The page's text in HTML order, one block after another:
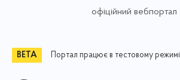
офіційний вебпортал
Портал працює в тестовому режимі